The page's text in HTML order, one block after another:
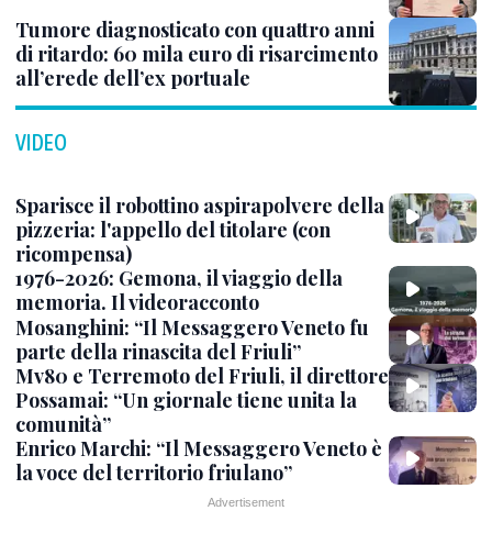
Tumore diagnosticato con quattro anni
di ritardo: 60 mila euro di risarcimento
all’erede dell’ex portuale
VIDEO
Sparisce il robottino aspirapolvere della
pizzeria: l'appello del titolare (con
ricompensa)
1976-2026: Gemona, il viaggio della
memoria. Il videoracconto
Mosanghini: “Il Messaggero Veneto fu
parte della rinascita del Friuli”
Mv80 e Terremoto del Friuli, il direttore
Possamai: “Un giornale tiene unita la
comunità”
Enrico Marchi: “Il Messaggero Veneto è
la voce del territorio friulano”